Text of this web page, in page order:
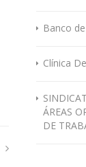
Banco
Clínica
ÁREAS
DE